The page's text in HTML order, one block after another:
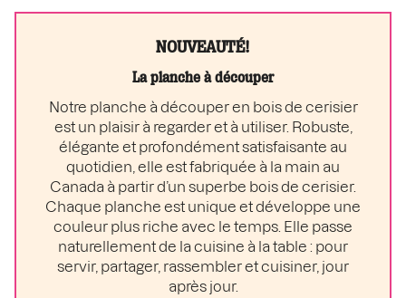
NOUVEAUTÉ!
La planche à découper
Notre planche à découper en bois de cerisier
est un plaisir à regarder et à utiliser. Robuste,
élégante et profondément satisfaisante au
quotidien, elle est fabriquée à la main au
Canada à partir d’un superbe bois de cerisier.
Chaque planche est unique et développe une
couleur plus riche avec le temps. Elle passe
naturellement de la cuisine à la table : pour
servir, partager, rassembler et cuisiner, jour
après jour.